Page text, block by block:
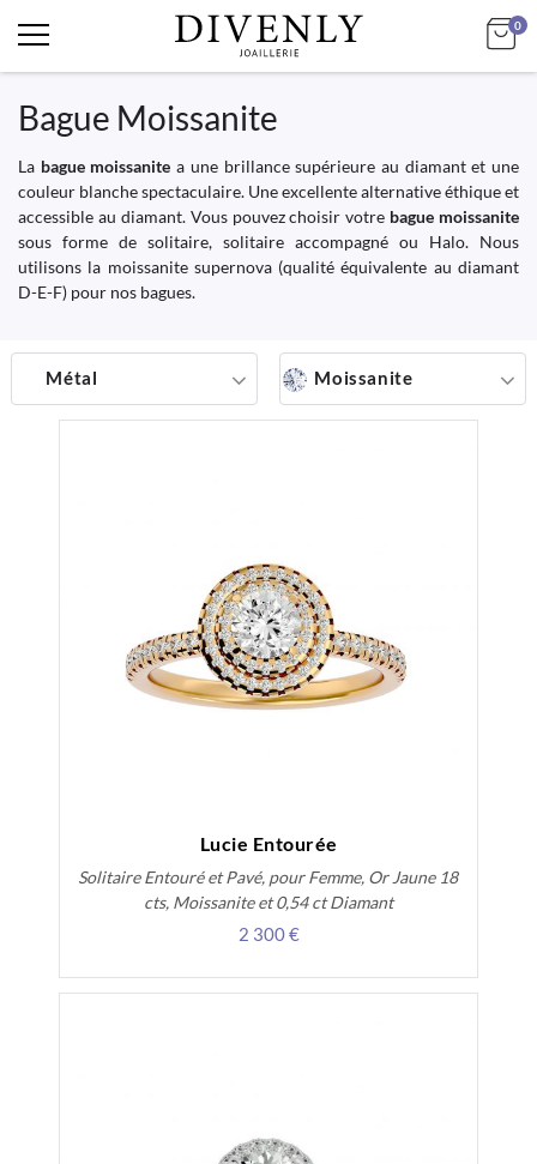
0
Bague Moissanite
La bague moissanite a une brillance supérieure au diamant et une
couleur blanche spectaculaire. Une excellente alternative éthique et
accessible au diamant. Vous pouvez choisir votre bague moissanite
sous forme de solitaire, solitaire accompagné ou Halo. Nous
utilisons la moissanite supernova (qualité équivalente au diamant
D-E-F) pour nos bagues.
Métal Moissanite
Lucie Entourée
Solitaire Entouré et Pavé, pour Femme, Or Jaune 18
cts, Moissanite et 0,54 ct Diamant
2 300 €